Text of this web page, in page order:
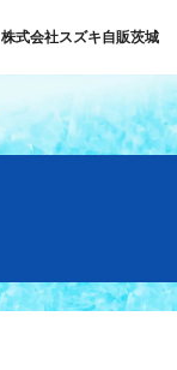
株式会社スズキ自販茨城